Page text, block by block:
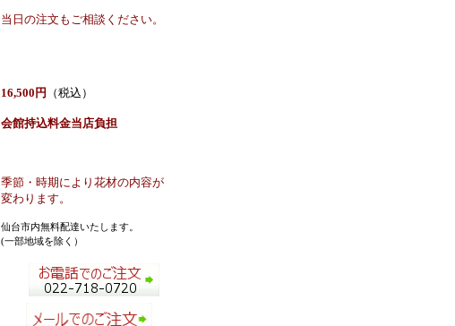
当日の注文もご相談ください。
16,500円 （税込）
会館持込料金当店負担
季節・時期により花材の内容が
変わります。
仙台市内無料配達いたします。
(一部地域を除く）